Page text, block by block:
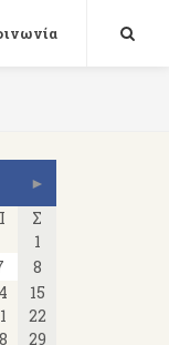
►
Σ
1
8
15
22
29